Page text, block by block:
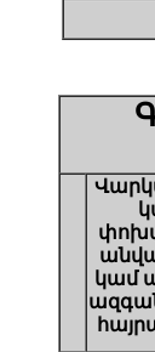
կամ